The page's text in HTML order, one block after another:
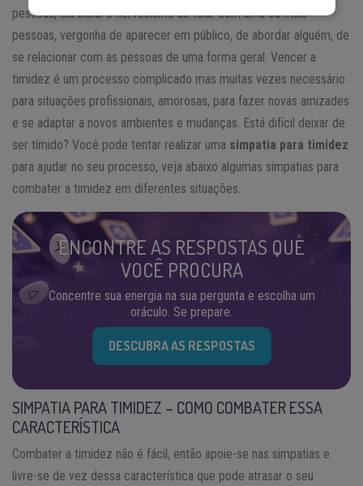
pessoas, ela inclui o nervosismo ao falar com uma ou mais
pessoas, vergonha de aparecer em público, de abordar alguém, de
se relacionar com as pessoas de uma forma geral. Vencer a
timidez é um processo complicado mas muitas vezes necessário
para situações profissionais, amorosas, para fazer novas amizades
e se adaptar a novos ambientes e mudanças. Está difícil deixar de
ser tímido? Você pode tentar realizar uma simpatia para timidez
para ajudar no seu processo, veja abaixo algumas simpatias para
combater a timidez em diferentes situações.
ENCONTRE AS RESPOSTAS QUE
VOCÊ PROCURA
Concentre sua energia na sua pergunta e escolha um
oráculo. Se prepare.
DESCUBRA AS RESPOSTAS
SIMPATIA PARA TIMIDEZ – COMO COMBATER ESSA
CARACTERÍSTICA
Combater a timidez não é fácil, então apoie-se nas simpatias e
livre-se de vez dessa característica que pode atrasar o seu